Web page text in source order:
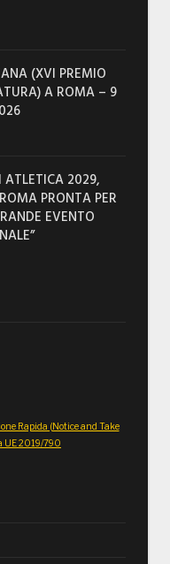
(XVI PREMIO
A ROMA – 9
2029,
PRONTA PER
EVENTO
Rapida (Notice and Take
UE 2019/790